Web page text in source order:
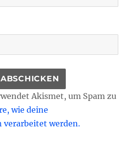
Akismet, um Spam zu
wie deine
verarbeitet werden.